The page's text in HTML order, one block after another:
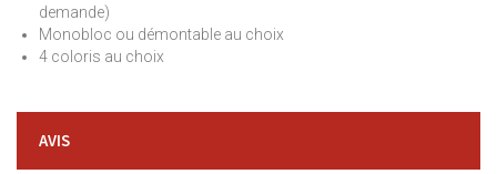
demande)
Monobloc ou démontable au choix
4 coloris au choix
AVIS